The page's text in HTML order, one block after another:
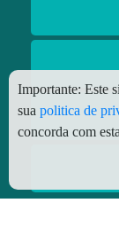
Importante: Este
sua politica de
concorda com